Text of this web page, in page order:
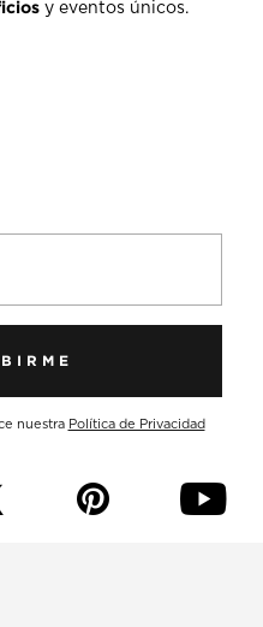
y eventos únicos.
nuestra Política de Privacidad
p y